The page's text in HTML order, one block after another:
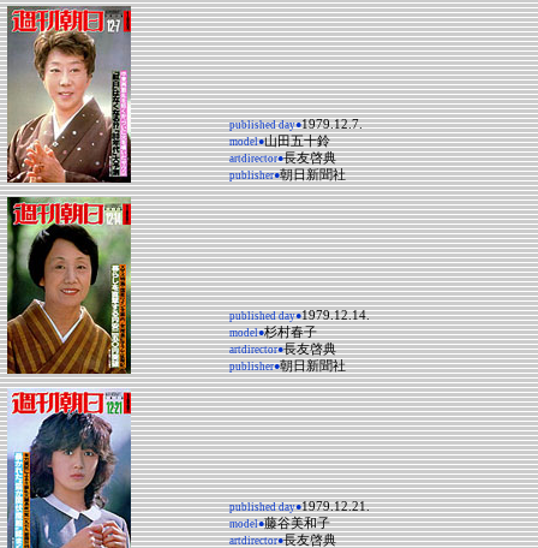
published day●1979.12.7.
model●山田五十鈴
artdirector●長友啓典
publisher●朝日新聞社
published day●1979.12.14.
model●杉村春子
artdirector●長友啓典
publisher●朝日新聞社
published day●1979.12.21.
model●藤谷美和子
artdirector●長友啓典